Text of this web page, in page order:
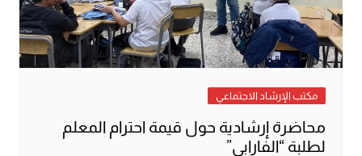
مكتب الإرشاد الاجتماعي
محاضرة إرشادية حول قيمة احترام المعلم
لطلبة “الفارابي”